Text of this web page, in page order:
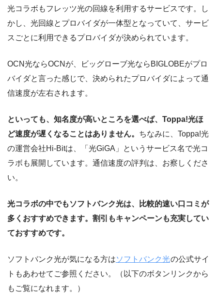
光コラボもフレッツ光の回線を利用するサービスです。し
かし、光回線とプロバイダが一体型となっていて、サービ
スごとに利用できるプロバイダが決められています。
OCN光ならOCNが、ビッグローブ光ならBIGLOBEがプロ
バイダと言った感じで、決められたプロバイダによって通
信速度が左右されます。
といっても、知名度が高いところを選べば、Toppa!光ほ
ど速度が遅くなることはありません。 ちなみに、Toppa!光
の運営会社Hi-Bitは、「光GiGA」というサービス名で光コ
ラボも展開しています。通信速度の評判は、お察しくださ
い。
光コラボの中でもソフトバンク光は、比較的速い口コミが
多くおすすめできます。割引もキャンペーンも充実してい
ておすすめです。
ソフトバンク光が気になる方はソフトバンク光の公式サイ
トもあわせてご参照ください。（以下のボタンリンクから
もご覧になれます。）